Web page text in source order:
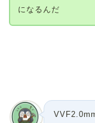
になるんだ